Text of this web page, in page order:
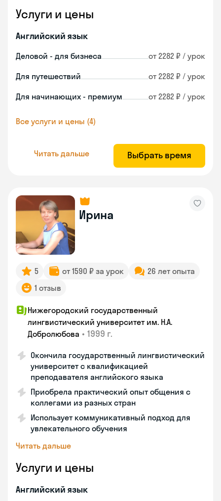
Услуги и цены
Английский язык
Деловой - для бизнеса от 2282 ₽ / урок
Для путешествий от 2282 ₽ / урок
Для начинающих - премиум от 2282 ₽ / урок
Все услуги и цены (4)
Читать дальше Выбрать время
Ирина
5 от 1590 ₽ за урок
26 лет опыта
1 отзыв
Нижегородский государственный
лингвистический университет им. Н.А.
Добролюбова • 1999 г.
Окончила государственный лингвистический
университет с квалификацией
преподавателя английского языка
Приобрела практический опыт общения с
коллегами из разных стран
Использует коммуникативный подход для
увлекательного обучения
Читать дальше
Услуги и цены
Английский язык